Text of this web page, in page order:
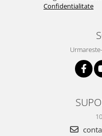
Confidentialitate